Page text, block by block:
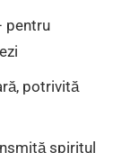
pentru
potrivită
spiritul